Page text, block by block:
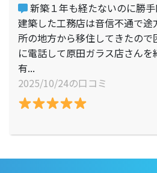
新築１年も経たないのに勝手
建築した工務店は音信不通で
所の地方から移住してきたの
に電話して原田ガラス店さんを
有...
2025/10/24の口コミ